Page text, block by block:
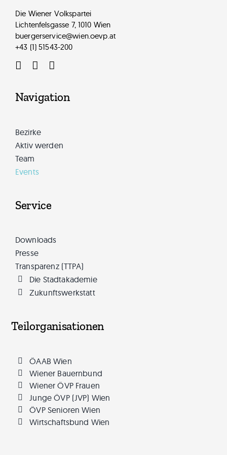
Die Wiener Volkspartei
Lichtenfelsgasse 7, 1010 Wien
buergerservice@wien.oevp.at
+43 (1) 51543-200
Navigation
Bezirke
Aktiv werden
Team
Events
Service
Downloads
Presse
Transparenz (TTPA)
Die Stadtakademie
Zukunftswerkstatt
Teilorganisationen
ÖAAB Wien
Wiener Bauernbund
Wiener ÖVP Frauen
Junge ÖVP (JVP) Wien
ÖVP Senioren Wien
Wirtschaftsbund Wien